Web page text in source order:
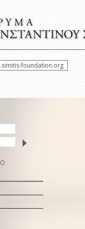
foundation.org